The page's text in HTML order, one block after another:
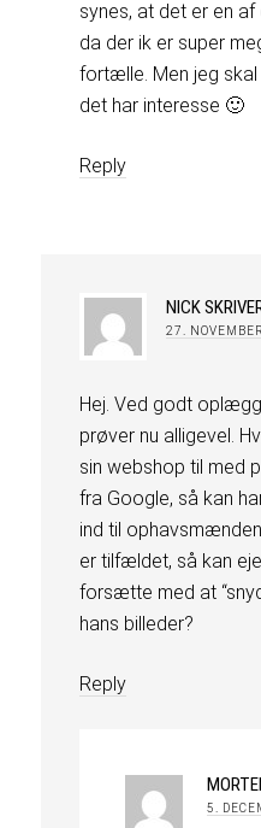
synes, at det er en
da der ik er super
fortælle. Men jeg skal
det har interesse 🙂
Reply
NICK
27.
Hej. Ved godt
prøver nu alligevel.
sin webshop til med
fra Google, så kan
ind til
er tilfældet, så kan
forsætte med at
hans billeder?
Reply
5.